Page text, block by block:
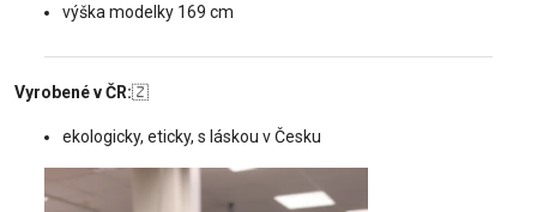
výška modelky 169 cm
Vyrobené v ČR:🇿
ekologicky, eticky, s láskou v Česku